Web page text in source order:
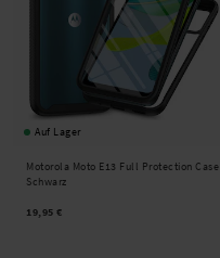
Auf Lager
Motorola Moto E13 Full Protection Case
Schwarz
19,95 €